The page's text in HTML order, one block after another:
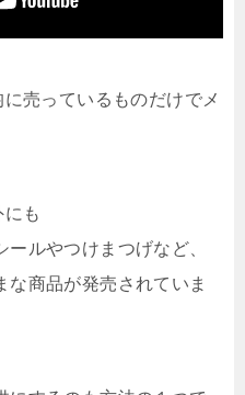
売っているものだけでメ
も
ルやつけまつげなど、
商品が発売されていま